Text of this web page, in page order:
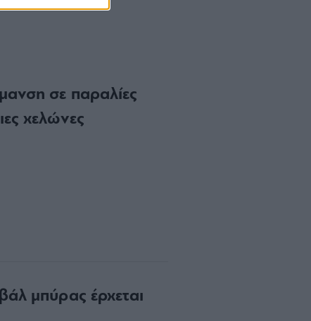
σε παραλίες
χελώνες
μπύρας έρχεται